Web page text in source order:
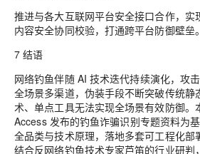
推进与各大互联网平台安全接口合作，实
内容安全协同校验，打通跨平台防御壁垒。
7 结语
网络钓鱼伴随 AI 技术迭代持续演化，攻
全场景多渠道，伪装手段不断突破传统静
术、单点工具无法实现全场景有效防御
Access 发布的钓鱼诈骗识别专题资料为
全品类与技术原理，落地多套可工程化部
结合反网络钓鱼技术专家芦笛的行业研判